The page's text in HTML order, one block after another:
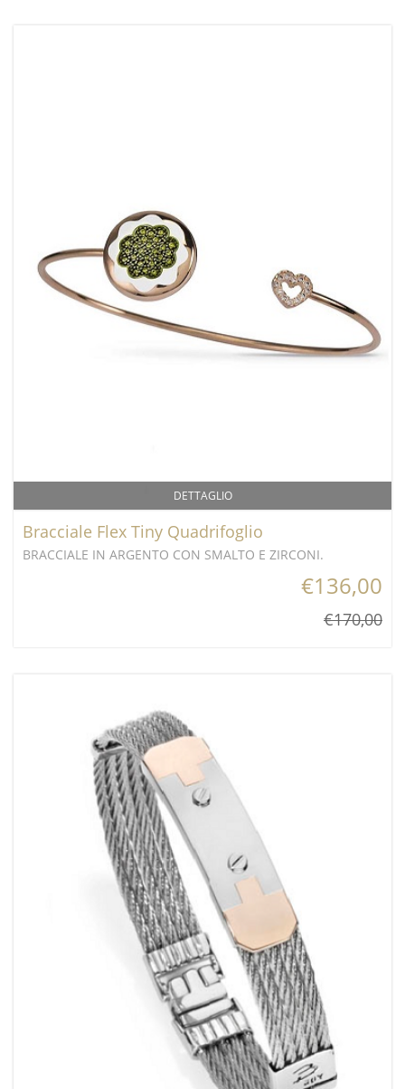
DETTAGLIO
Bracciale Flex Tiny Quadrifoglio
BRACCIALE IN ARGENTO CON SMALTO E ZIRCONI.
€136,00
€170,00